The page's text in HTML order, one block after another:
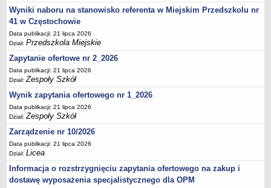
Wyniki naboru na stanowisko referenta w Miejskim Przedszkolu nr
41 w Częstochowie
Data publikacji: 21 lipca 2026
Dział:Przedszkola Miejskie
Zapytanie ofertowe nr 2_2026
Data publikacji: 21 lipca 2026
Dział:Zespoły Szkół
Wynik zapytania ofertowego nr 1_2026
Data publikacji: 21 lipca 2026
Dział:Zespoły Szkół
Zarządzenie nr 10/2026
Data publikacji: 21 lipca 2026
Dział:Licea
Informacja o rozstrzygnięciu zapytania ofertowego na zakup i
dostawę wyposażenia specjalistycznego dla OPM